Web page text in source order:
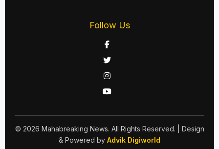
Follow Us
© 2026 Mahabreaking News. All Rights Reserved.
| Design
& Powered by Advik Digiworld